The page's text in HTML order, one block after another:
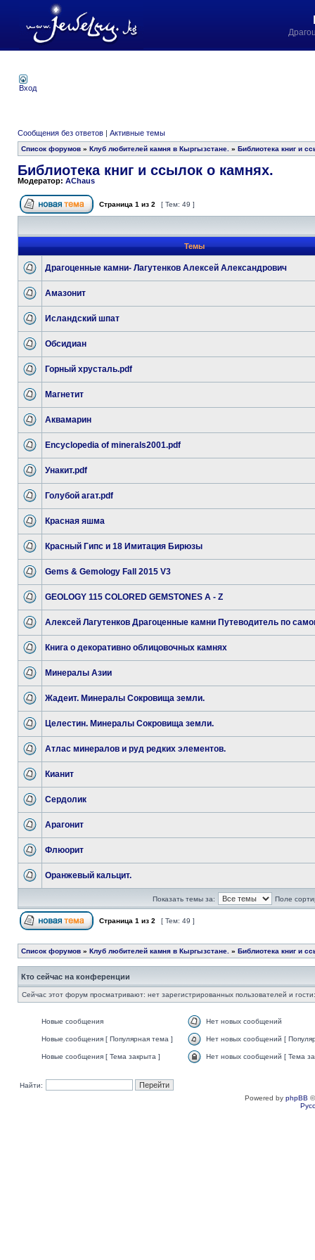
Вход
Сообщения без ответов | Активные темы
Список форумов » Клуб любителей камня в Кыргызстане. » Библиотека книг и
Библиотека книг и ссылок о камнях.
Модератор: AChaus
Страница 1 из 2 [ Тем: 49 ]
Темы
Драгоценные камни- Лагутенков Алексей Александрович
Амазонит
Исландский шпат
Обсидиан
Горный хрусталь.pdf
Магнетит
Аквамарин
Encyclopedia of minerals2001.pdf
Унакит.pdf
Голубой агат.pdf
Красная яшма
Красный Гипс и 18 Имитация Бирюзы
Gems & Gemology Fall 2015 V3
GEOLOGY 115 COLORED GEMSTONES A - Z
Алексей Лагутенков Драгоценные камни Путеводитель по
Книга о декоративно облицовочных камнях
Минералы Азии
Жадеит. Минералы Сокровища земли.
Целестин. Минералы Сокровища земли.
Атлас минералов и руд редких элементов.
Кианит
Сердолик
Арагонит
Флюорит
Оранжевый кальцит.
Показать темы за: Поле
Страница 1 из 2 [ Тем: 49 ]
Список форумов » Клуб любителей камня в Кыргызстане. » Библиотека книг и
Кто сейчас на конференции
Сейчас этот форум просматривают: нет зарегистрированных пользователей и
Новые сообщения Нет новых сообщений
Новые сообщения [ Популярная тема ] Нет новых сообщений [
Новые сообщения [ Тема закрыта ] Нет новых сообщений [ Тема
Найти:
Powered by phpBB